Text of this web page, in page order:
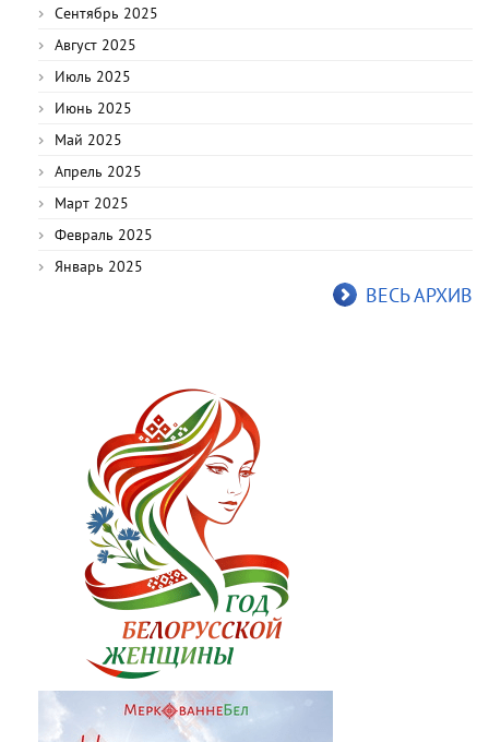
Сентябрь 2025
Август 2025
Июль 2025
Июнь 2025
Май 2025
Апрель 2025
Март 2025
Февраль 2025
Январь 2025
ВЕСЬ АРХИВ